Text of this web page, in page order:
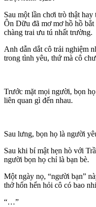
Sau một lần chơi trò thật
Ôn Dữu đã mơ mơ hồ hồ
chàng trai ưu tú nhất trường.
Anh dẫn dắt cô trải nghiệm
trong tình yêu, thứ mà cô
Trước mặt mọi người, bọn
liên quan gì đến nhau.
Sau lưng, bọn họ là người
Sau khi bí mật hẹn hò với
người bọn họ chỉ là bạn bè.
Một ngày nọ, “người bạn”
thở hổn hển hỏi cô có bao
“…”